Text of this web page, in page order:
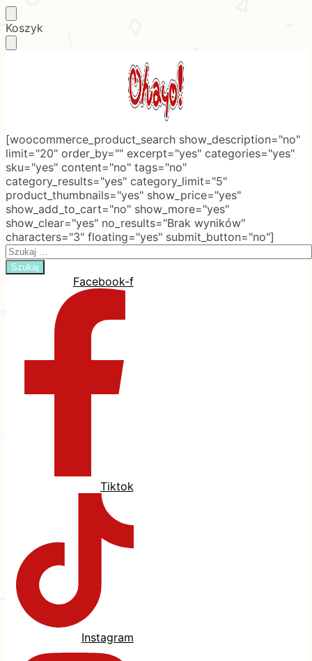
Skip
to
Skip
to
Koszyk
[woocommerce_product_search show_description="no"
limit="20" order_by="" excerpt="yes" categories="yes"
sku="yes" content="no" tags="no"
category_results="yes" category_limit="5"
product_thumbnails="yes" show_price="yes"
show_add_to_cart="no" show_more="yes"
show_clear="yes" no_results="Brak wyników"
characters="3" floating="yes" submit_button="no"]
Search
for:
Facebook-f
Tiktok
Instagram